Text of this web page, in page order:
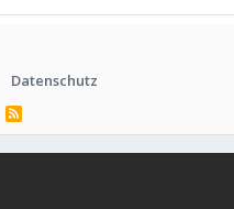
Datenschutz
R